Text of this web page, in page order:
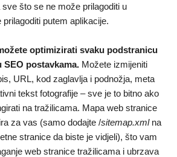
što se ne može prilagoditi u
putem aplikacije.
optimizirati svaku podstranicu
SEO postavkama. Možete izmijeniti
URL, kod zaglavlja i podnožja, meta
tekst fotografije – sve je to bitno ako
na tražilicama. Mapa web stranice
za vas (samo dodajte /sitemap.xmlna
stranice da biste je vidjeli), što vam
web stranice tražilicama i ubrzava